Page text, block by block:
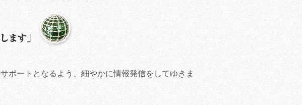
ポートとなるよう、細やかに情報発信をしてゆきま